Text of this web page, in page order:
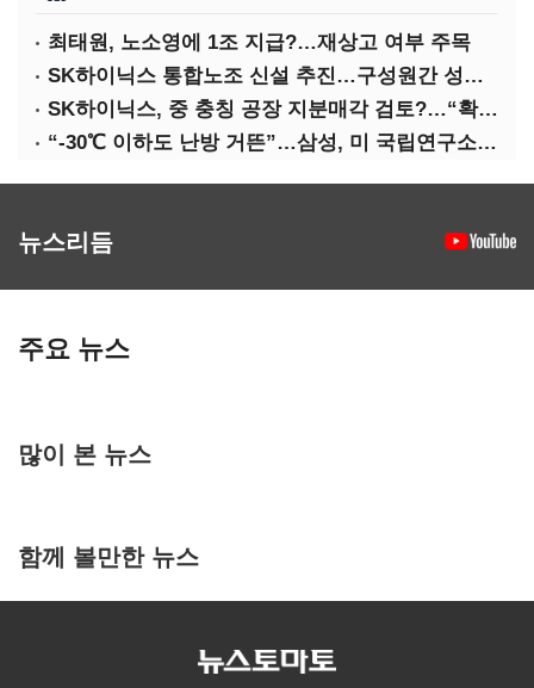
최태원, 노소영에 1조 지급?…재상고 여부 주목
SK하이닉스 통합노조 신설 추진…구성원간 성과급 불만 확산
SK하이닉스, 중 충칭 공장 지분매각 검토?…“확정된 바 없어”
“-30℃ 이하도 난방 거뜬”…삼성, 미 국립연구소와 개발 협력
뉴스리듬
주요 뉴스
많이 본 뉴스
함께 볼만한 뉴스